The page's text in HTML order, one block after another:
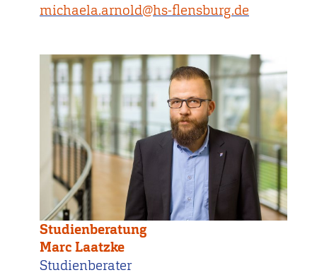
michaela.arnold@hs-flensburg.de
Studienberatung
Marc Laatzke
Studienberater